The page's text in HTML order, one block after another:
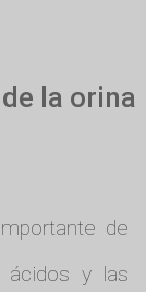
la orina
de
ácidos y las